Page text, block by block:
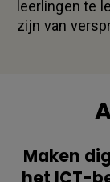
leerlingen te
zijn van
Maken